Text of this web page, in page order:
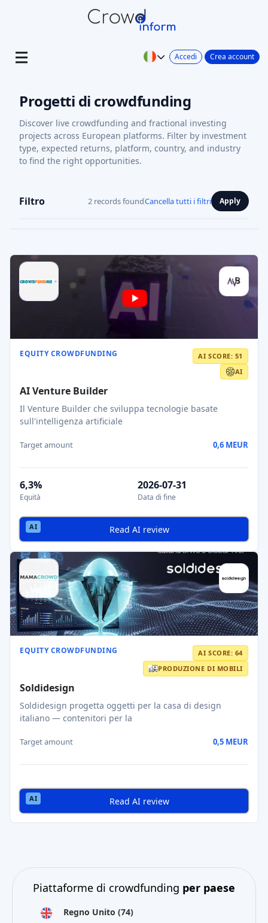
Accedi Crea account
Progetti di crowdfunding
Discover live crowdfunding and fractional investing
projects across European platforms. Filter by investment
type, expected returns, platform, country, and industry
to find the right opportunities.
Filtro 2 records foundCancella tutti i filtri Apply
EQUITY CROWDFUNDING
AI SCORE: 51
AI
AI Venture Builder
Il Venture Builder che sviluppa tecnologie basate
sull'intelligenza artificiale
Target amount 0,6 MEUR
6,3%
Equità
2026-07-31
Data di fine
Read AI review
EQUITY CROWDFUNDING
AI SCORE: 64
PRODUZIONE DI MOBILI
Soldidesign
Soldidesign progetta oggetti per la casa di design
italiano — contenitori per la
Target amount 0,5 MEUR
Read AI review
Piattaforme di crowdfunding per paese
Regno Unito (74)